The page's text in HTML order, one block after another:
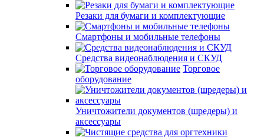
Резаки для бумаги и комплектующие
Смартфоны и мобильные телефоны
Средства видеонаблюдения и СКУД
Торговое
оборудование
Уничтожители документов (шредеры) и
аксессуары